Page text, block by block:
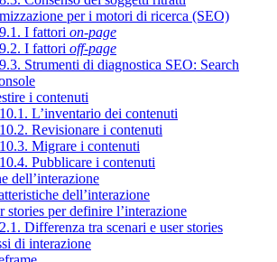
per i motori di ricerca (SEO)
I fattori on-page
I fattori off-page
Strumenti di diagnostica SEO: Search
i contenuti
L’inventario dei contenuti
Revisionare i contenuti
Migrare i contenuti
Pubblicare i contenuti
dell’interazione
dell’interazione
stories per definire l’interazione
Differenza tra scenari e user stories
di interazione